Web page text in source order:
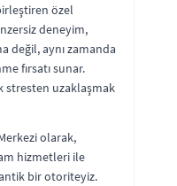
özel
deneyim,
değil, aynı zamanda
fırsatı sunar.
stresten uzaklaşmak
olarak,
hizmetleri ile
bir otoriteyiz.